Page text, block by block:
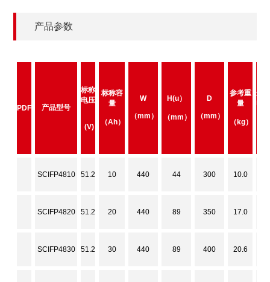
产品参数
PDF 产品型号
标称
电压
(V)
标称容
量
（Ah）
W
（mm）
H(u）
（mm）
D
（mm）
参考重
量
（kg）
最
电
SCIFP4810 51.2 10 440 44 300 10.0
SCIFP4820 51.2 20 440 89 350 17.0
SCIFP4830 51.2 30 440 89 400 20.6